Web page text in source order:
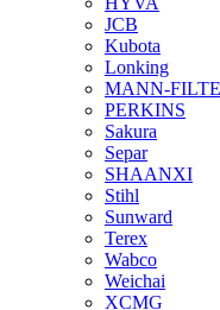
JCB
Kubota
Lonking
MANN-
PERKINS
Sakura
Separ
SHAANXI
Stihl
Sunward
Terex
Wabco
Weichai
XCMG